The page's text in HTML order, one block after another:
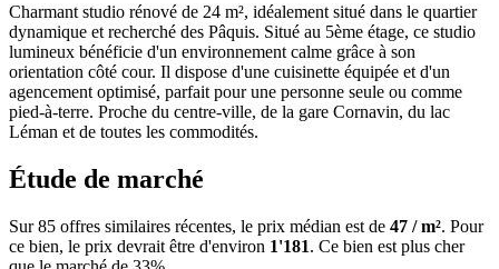
Charmant studio rénové de 24 m², idéalement situé dans le quartier
dynamique et recherché des Pâquis. Situé au 5ème étage, ce studio
lumineux bénéficie d'un environnement calme grâce à son
orientation côté cour. Il dispose d'une cuisinette équipée et d'un
agencement optimisé, parfait pour une personne seule ou comme
pied-à-terre. Proche du centre-ville, de la gare Cornavin, du lac
Léman et de toutes les commodités.
Étude de marché
Sur 85 offres similaires récentes, le prix médian est de 47 / m². Pour
ce bien, le prix devrait être d'environ 1'181. Ce bien est plus cher